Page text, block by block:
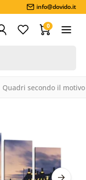
info@dovido.it
0
Quadri secondo il motivo